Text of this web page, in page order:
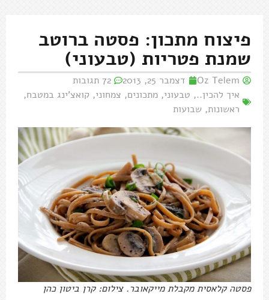
פיצוח מתכון: פסטה ברוטב
שמנת פטריות (טבעוני)
Oz Telem דצמבר 25, 2013
72 תגובות
איך להכין.., טבעוני, מתכונים, צמחוני, קואצ'ינג במטבח,
ראשונות, שבועות
פסטה קלאסית מקבלת מייקאובר. צילום: קרן ביטון כהן